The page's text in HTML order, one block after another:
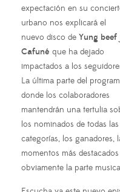
expectación en su
urbano nos explicará el
nuevo disco de Yung beef
Cafuné que ha dejado
impactados a los
La última parte del
donde los colaboradores
mantendrán una tertulia
los nominados de todas las
categorías, los ganadores,
momentos más
obviamente la parte